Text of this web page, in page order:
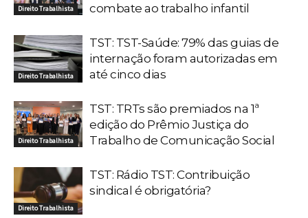
Direito Trabalhista
combate ao trabalho infantil
Direito Trabalhista
TST: TST-Saúde: 79% das guias de
internação foram autorizadas em
até cinco dias
Direito Trabalhista
TST: TRTs são premiados na 1ª
edição do Prêmio Justiça do
Trabalho de Comunicação Social
Direito Trabalhista
TST: Rádio TST: Contribuição
sindical é obrigatória?